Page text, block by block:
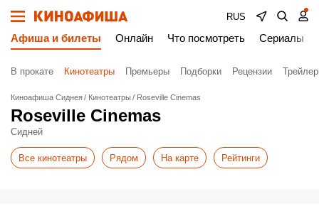
RUS
Афиша и билеты Онлайн Что посмотреть Сериалы
В прокате Кинотеатры Премьеры Подборки Рецензии
Киноафиша Сиднея Кинотеатры Roseville Cinemas
Roseville Cinemas
Сидней
Все кинотеатры Рядом На карте Рейтинги